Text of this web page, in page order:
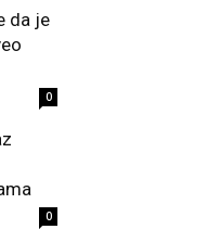
da je
0
0